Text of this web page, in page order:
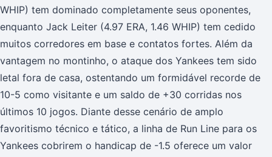
WHIP) tem dominado completamente seus oponentes,
enquanto Jack Leiter (4.97 ERA, 1.46 WHIP) tem cedido
muitos corredores em base e contatos fortes. Além da
vantagem no montinho, o ataque dos Yankees tem sido
letal fora de casa, ostentando um formidável recorde de
10-5 como visitante e um saldo de +30 corridas nos
últimos 10 jogos. Diante desse cenário de amplo
favoritismo técnico e tático, a linha de Run Line para os
Yankees cobrirem o handicap de -1.5 oferece um valor